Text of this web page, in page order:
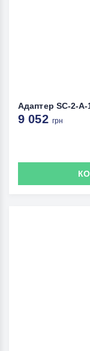
Адаптер SC-2-A-
9 052 грн